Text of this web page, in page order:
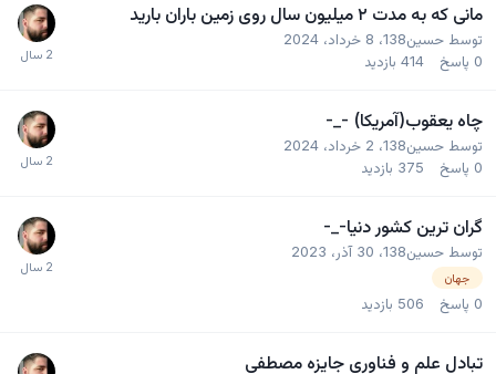
مانی که به مدت ۲ میلیون سال روی زمین باران بارید
توسط حسین138 ، 8 خرداد، 2024
0 پاسخ 414 بازدید
چاه یعقوب(آمریکا) -_-
توسط حسین138 ، 2 خرداد، 2024
0 پاسخ 375 بازدید
گران ترین کشور دنیا-_-
توسط حسین138 ، 30 آذر، 2023
جهان
0 پاسخ 506 بازدید
تبادل علم و فناوری جایزه مصطفی